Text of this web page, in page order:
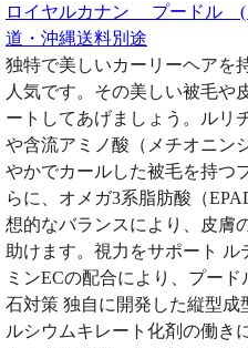
ロイヤルカナン プードル (
道・沖縄送料別途
独特で美しいカーリーヘアを
人気です。その美しい被毛や
ートしてあげましょう。ルリ
や含流アミノ酸（メチオニン
やかでカールした被毛を持つ
らに、オメガ3系脂肪酸（
想的なバランスにより、皮膚
助けます。視力をサポート
ミンECの配合により、プー
石対策 独自に開発した縦型成
ルシウムキレート化剤の働き